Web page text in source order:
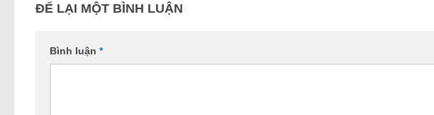
ĐỂ LẠI MỘT BÌNH LUẬN
Bình luận *